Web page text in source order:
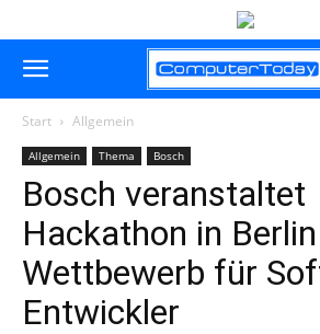
Start Allgemein
Allgemein Thema Bosch
Bosch veranstaltet
Hackathon in
Wettbewerb für
Entwickler